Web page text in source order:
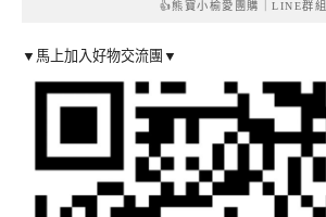
👍熊寶小榆愛團購｜LINE群組
▼馬上加入好物交流團▼